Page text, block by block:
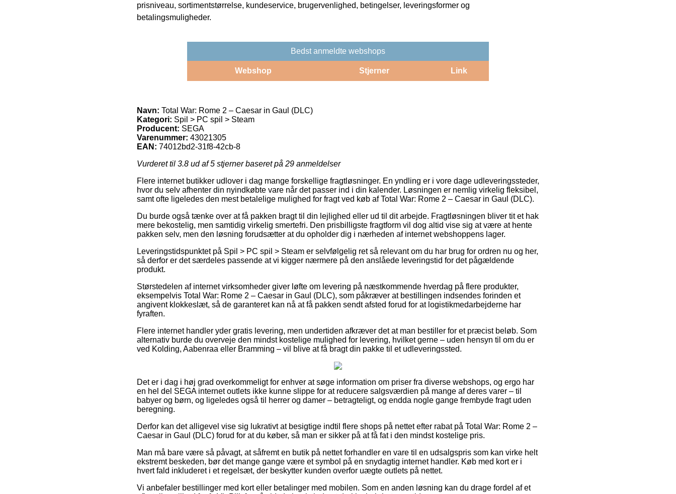
prisniveau, sortimentstørrelse, kundeservice, brugervenlighed, betingelser, leveringsformer og
betalingsmuligheder.
Bedst anmeldte webshops
Webshop Stjerner Link
Navn: Total War: Rome 2 – Caesar in Gaul (DLC)
Kategori: Spil > PC spil > Steam
Producent: SEGA
Varenummer: 43021305
EAN: 74012bd2-31f8-42cb-8
Vurderet til 3.8 ud af 5 stjerner baseret på 29 anmeldelser
Flere internet butikker udlover i dag mange forskellige fragtløsninger. En yndling er i vore dage udleveringssteder,
hvor du selv afhenter din nyindkøbte vare når det passer ind i din kalender. Løsningen er nemlig virkelig fleksibel,
samt ofte ligeledes den mest betalelige mulighed for fragt ved køb af Total War: Rome 2 – Caesar in Gaul (DLC).
Du burde også tænke over at få pakken bragt til din lejlighed eller ud til dit arbejde. Fragtløsningen bliver tit et hak
mere bekostelig, men samtidig virkelig smertefri. Den prisbilligste fragtform vil dog altid vise sig at være at hente
pakken selv, men den løsning forudsætter at du opholder dig i nærheden af internet webshoppens lager.
Leveringstidspunktet på Spil > PC spil > Steam er selvfølgelig ret så relevant om du har brug for ordren nu og her,
så derfor er det særdeles passende at vi kigger nærmere på den anslåede leveringstid for det pågældende
produkt.
Størstedelen af internet virksomheder giver løfte om levering på næstkommende hverdag på flere produkter,
eksempelvis Total War: Rome 2 – Caesar in Gaul (DLC), som påkræver at bestillingen indsendes forinden et
angivent klokkeslæt, så de garanteret kan nå at få pakken sendt afsted forud for at logistikmedarbejderne har
fyraften.
Flere internet handler yder gratis levering, men undertiden afkræver det at man bestiller for et præcist beløb. Som
alternativ burde du overveje den mindst kostelige mulighed for levering, hvilket gerne – uden hensyn til om du er
ved Kolding, Aabenraa eller Bramming – vil blive at få bragt din pakke til et udleveringssted.
Det er i dag i høj grad overkommeligt for enhver at søge information om priser fra diverse webshops, og ergo har
en hel del SEGA internet outlets ikke kunne slippe for at reducere salgsværdien på mange af deres varer – til
babyer og børn, og ligeledes også til herrer og damer – betragteligt, og endda nogle gange frembyde fragt uden
beregning.
Derfor kan det alligevel vise sig lukrativt at besigtige indtil flere shops på nettet efter rabat på Total War: Rome 2 –
Caesar in Gaul (DLC) forud for at du køber, så man er sikker på at få fat i den mindst kostelige pris.
Man må bare være så påvagt, at såfremt en butik på nettet forhandler en vare til en udsalgspris som kan virke helt
ekstremt beskeden, bør det mange gange være et symbol på en snydagtig internet handler. Køb med kort er i
hvert fald inkluderet i et regelsæt, der beskytter kunden overfor uægte outlets på nettet.
Vi anbefaler bestillinger med kort eller betalinger med mobilen. Som en anden løsning kan du drage fordel af et